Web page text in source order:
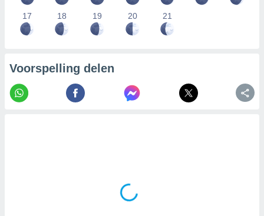
17 18 19 20 21
Voorspelling delen